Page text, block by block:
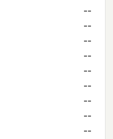
--
--
--
--
--
--
--
--
--